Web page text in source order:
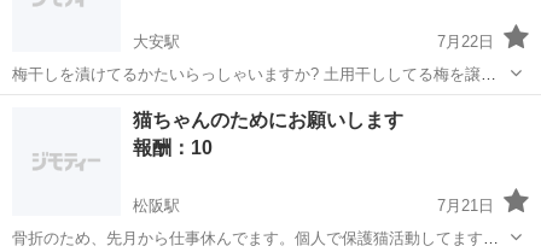
大安駅
7月22日
梅干しを漬けてるかたいらっしゃいますか? 土用干ししてる梅を譲っ
て頂ける方を探しています。 どうか、ご連絡頂けますようよろしくお
いなべ市 買いたい/ください
猫ちゃんのためにお願いします
報酬：10
松阪駅
7月21日
骨折のため、先月から仕事休んでます。個人で保護猫活動してます。